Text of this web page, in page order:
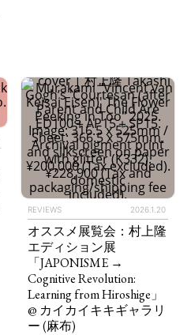
REVIEWS 2026.1.20
オススメ展覧会：村上隆
エディション展
「JAPONISME →
Cognitive Revolution:
Learning from Hiroshige」
@ カイカイキキギャラリ
ー (麻布)